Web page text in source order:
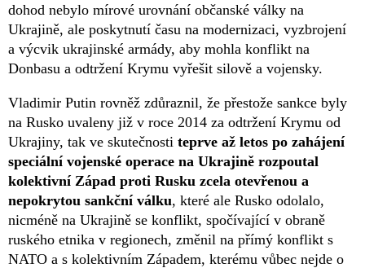
dohod nebylo mírové urovnání občanské války na
Ukrajině, ale poskytnutí času na modernizaci, vyzbrojení
a výcvik ukrajinské armády, aby mohla konflikt na
Donbasu a odtržení Krymu vyřešit silově a vojensky.
Vladimir Putin rovněž zdůraznil, že přestože sankce byly
na Rusko uvaleny již v roce 2014 za odtržení Krymu od
Ukrajiny, tak ve skutečnosti teprve až letos po zahájení
speciální vojenské operace na Ukrajině rozpoutal
kolektivní Západ proti Rusku zcela otevřenou a
nepokrytou sankční válku, které ale Rusko odolalo,
nicméně na Ukrajině se konflikt, spočívající v obraně
ruského etnika v regionech, změnil na přímý konflikt s
NATO a s kolektivním Západem, kterému vůbec nejde o